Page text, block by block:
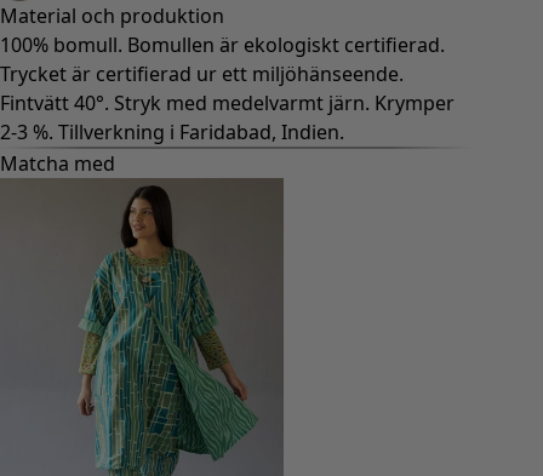
Material och produktion
100% bomull. Bomullen är ekologiskt certifierad.
Trycket är certifierad ur ett miljöhänseende.
Fintvätt 40°. Stryk med medelvarmt järn. Krymper
2-3 %. Tillverkning i Faridabad, Indien.
Matcha med